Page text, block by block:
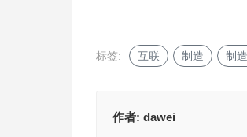
标签: 互联 制造 制
作者: dawei